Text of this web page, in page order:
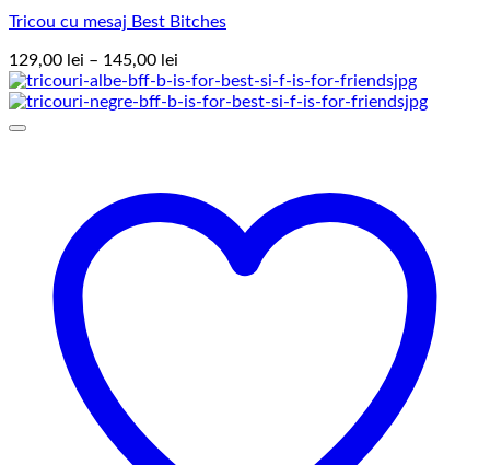
Tricou cu mesaj Best Bitches
129,00 lei – 145,00 lei
de
prețuri: